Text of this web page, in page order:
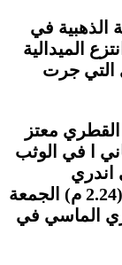
الذهبية في
2020″، كما انتزع الميدالية
التي جرت
معتز
ا في الوثب
اندري
بروتسنكو، بعد ان اجتازا الارتفاع ذاته (2.24 م) الجمعة
الماسي في